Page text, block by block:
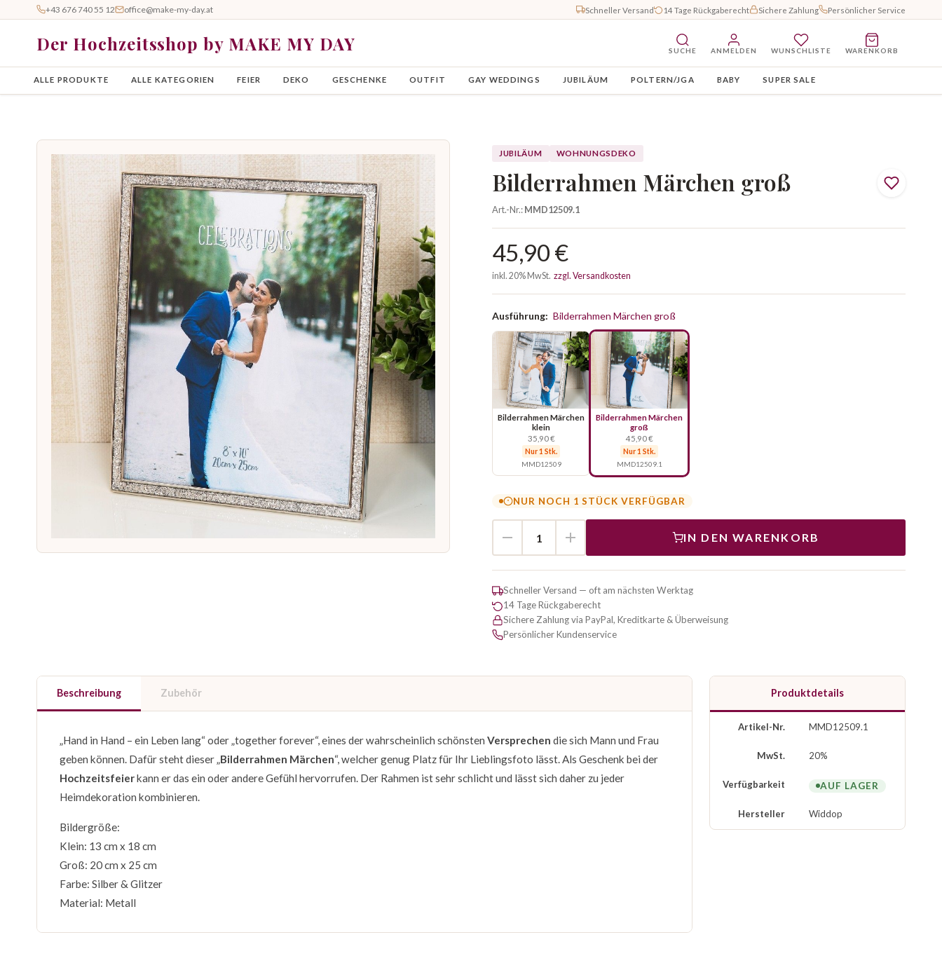
+43 676 740 55 12 office@make-my-day.at Schneller Versand 14 Tage Rückgaberecht Sichere Zahlung Persönlicher Service
Der Hochzeitsshop by MAKE MY DAY SUCHE ANMELDEN WUNSCHLISTE WARENKORB
ALLE PRODUKTE ALLE KATEGORIEN FEIER DEKO GESCHENKE OUTFIT GAY WEDDINGS JUBILÄUM POLTERN/JGA BABY SUPER SALE
JUBILÄUM WOHNUNGSDEKO
Bilderrahmen Märchen groß
Art.-Nr.:MMD12509.1
45,90 €
inkl. 20% MwSt. zzgl. Versandkosten
Ausführung: Bilderrahmen Märchen groß
Bilderrahmen Märchen
klein
35,90 €
Nur 1 Stk.
MMD12509
Bilderrahmen Märchen
groß
45,90 €
Nur 1 Stk.
MMD12509.1
NUR NOCH 1 STÜCK VERFÜGBAR
IN DEN WARENKORB
Schneller Versand — oft am nächsten Werktag
14 Tage Rückgaberecht
Sichere Zahlung via PayPal, Kreditkarte & Überweisung
Persönlicher Kundenservice
Beschreibung Zubehör
„Hand in Hand – ein Leben lang“ oder „together forever“, eines der wahrscheinlich schönsten Versprechen die sich Mann und Frau
geben können. Dafür steht dieser „Bilderrahmen Märchen“, welcher genug Platz für Ihr Lieblingsfoto lässt. Als Geschenk bei der
Hochzeitsfeierkann er das ein oder andere Gefühl hervorrufen. Der Rahmen ist sehr schlicht und lässt sich daher zu jeder
Heimdekoration kombinieren.
Bildergröße:
Klein: 13 cm x 18 cm
Groß: 20 cm x 25 cm
Farbe: Silber & Glitzer
Material: Metall
Produktdetails
Artikel-Nr. MMD12509.1
MwSt. 20%
Verfügbarkeit AUF LAGER
Hersteller Widdop